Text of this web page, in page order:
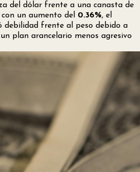
del dólar frente a una canasta de
un aumento del 0.36%, el
debilidad frente al peso debido a
plan arancelario menos agresivo